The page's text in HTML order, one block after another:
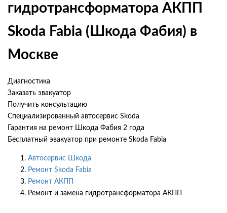
гидротрансформатора АКПП
Skoda Fabia (Шкода Фабия) в
Москве
Диагностика
Заказать эвакуатор
Получить консультацию
Специализированный автосервис Skoda
Гарантия на ремонт Шкода Фабия 2 года
Бесплатный эвакуатор при ремонте Skoda Fabia
Автосервис Шкода
Ремонт Skoda Fabia
Ремонт АКПП
Ремонт и замена гидротрансформатора АКПП